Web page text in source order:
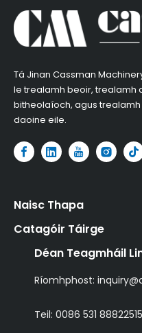
Tá Jinan Cassman
le trealamh beoir, trealamh
bitheolaíoch, agus
daoine eile.
Naisc Thapa
Catagóir Táirge
Déan Teagmháil
Ríomhphost:
Teil: 0086 531 88822515